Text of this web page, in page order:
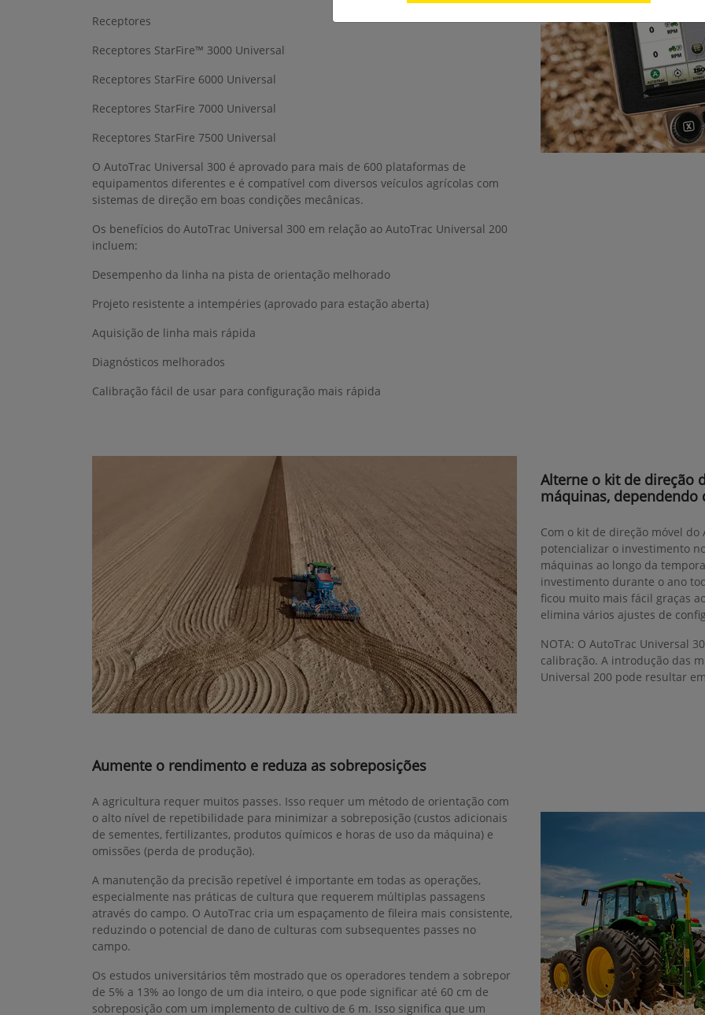
Receptores
Receptores StarFire™ 3000 Universal
Receptores StarFire 6000 Universal
Receptores StarFire 7000 Universal
Receptores StarFire 7500 Universal
O AutoTrac Universal 300 é aprovado para mais de 600 plataformas de
equipamentos diferentes e é compatível com diversos veículos agrícolas com
sistemas de direção em boas condições mecânicas.
Os benefícios do AutoTrac Universal 300 em relação ao AutoTrac Universal 200
incluem:
Desempenho da linha na pista de orientação melhorado
Projeto resistente a intempéries (aprovado para estação aberta)
Aquisição de linha mais rápida
Diagnósticos melhorados
Calibração fácil de usar para configuração mais rápida
Alterne o kit de direção
máquinas, dependendo
Com o kit de direção móvel
potencializar o investimento
máquinas ao longo da
investimento durante o ano
ficou muito mais fácil graças
elimina vários ajustes de
NOTA: O AutoTrac Universal
calibração. A introdução das
Universal 200 pode resultar
Aumente o rendimento e reduza as sobreposições
A agricultura requer muitos passes. Isso requer um método de orientação com
o alto nível de repetibilidade para minimizar a sobreposição (custos adicionais
de sementes, fertilizantes, produtos químicos e horas de uso da máquina) e
omissões (perda de produção).
A manutenção da precisão repetível é importante em todas as operações,
especialmente nas práticas de cultura que requerem múltiplas passagens
através do campo. O AutoTrac cria um espaçamento de fileira mais consistente,
reduzindo o potencial de dano de culturas com subsequentes passes no
campo.
Os estudos universitários têm mostrado que os operadores tendem a sobrepor
de 5% a 13% ao longo de um dia inteiro, o que pode significar até 60 cm de
sobreposição com um implemento de cultivo de 6 m. Isso significa que um